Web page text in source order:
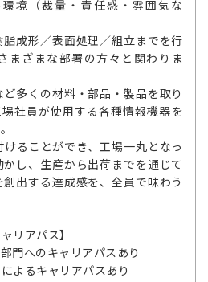
環境（裁量・責任感・雰囲気な
成形／表面処理／組立までを行
まざまな部署の方々と関わりま
多くの材料・部品・製品を取り
社員が使用する各種情報機器を
ることができ、工場一丸となっ
し、生産から出荷までを通じて
出する達成感を、全員で味わう
リアパス】
門へのキャリアパスあり
よるキャリアパスあり